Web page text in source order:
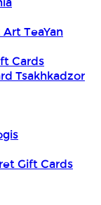
ArtTeaYan
Cards
Tsakhkadzor
Gift Cards